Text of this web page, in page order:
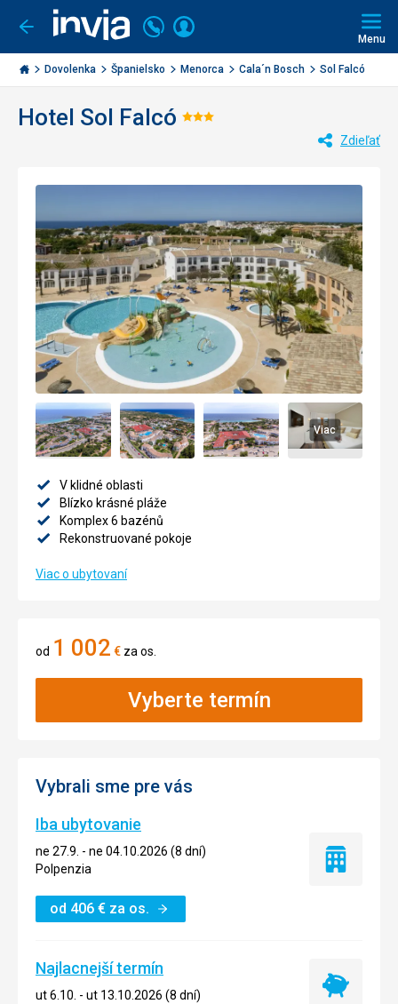
Ísť
späť
Invia.sk
Volajte
+421
2
3221
Prihlásiť
Menu
Dovolenka Španielsko Menorca Cala´n Bosch Sol Falcó
Hotel Sol Falcó Hodnotenie:
Zdieľať
Viac
V klidné oblasti
Blízko krásné pláže
Komplex 6 bazénů
Rekonstruované pokoje
Viac o ubytovaní
od 1 002 € za os.
Vyberte termín
Vybrali sme pre vás
Iba ubytovanie
ne 27.9. - ne 04.10.2026 (8 dní)
Polpenzia
od 406 € za os.
Iba
Najlacnejší termín
ut 6.10. - ut 13.10.2026 (8 dní)
Najlacnejší